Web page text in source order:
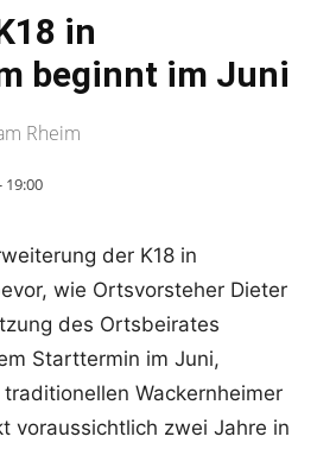
in
beginnt im Juni
Rheim
19:00
der K18 in
wie Ortsvorsteher Dieter
des Ortsbeirates
Starttermin im Juni,
Wackernheimer
voraussichtlich zwei Jahre in